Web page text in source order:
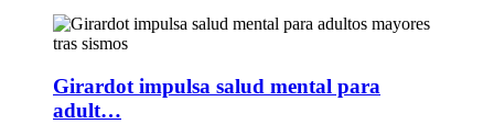
Girardot impulsa salud mental para
adult…